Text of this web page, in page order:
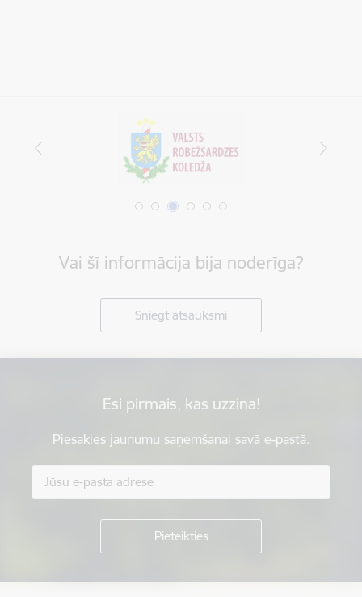
Vai šī informācija bija noderīga?
Sniegt atsauksmi
Esi pirmais, kas uzzina!
Piesakies jaunumu saņemšanai savā e-pastā.